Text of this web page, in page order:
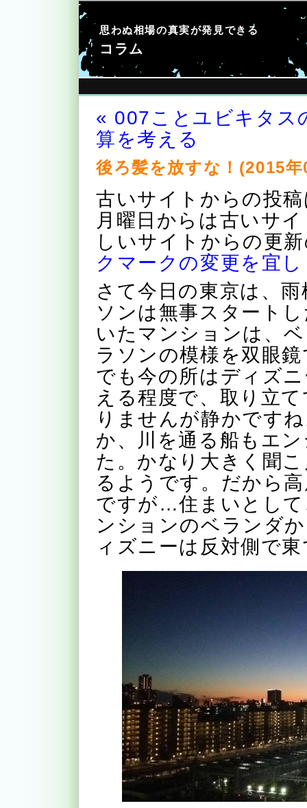
思わぬ相場の真実が発見できる
コラム
« 007ことユビキタス
算を考える
後ろ髪を放すな！(2015
古いサイトからの投
月曜日からは古いサ
しいサイトからの更
クマークの変更を宜
さて今日の東京は、
ソンは無事スタート
いたマンションは、
ラソンの模様を双眼
でも今の所はディズ
える程度で、取り立
りませんが静かです
か、川を通る船もエ
た。かなり大きく聞
るようです。だから
ですが…住まいとし
ンションのベランダ
ィズニーは反対側で